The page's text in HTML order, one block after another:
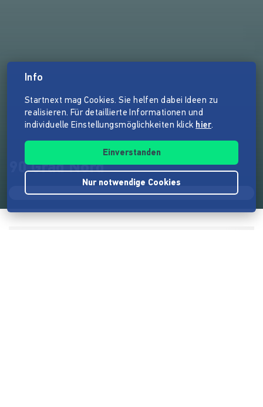
90 Grad Nord
Info
Startnext mag Cookies. Sie helfen dabei Ideen zu
realisieren. Für detaillierte Informationen und
individuelle Einstellungsmöglichkeiten klick hier.
Einverstanden
Nur notwendige Cookies